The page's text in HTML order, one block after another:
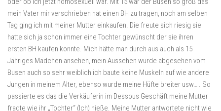
mein Vater mir verschrieben hat einen BH zu tragen, noch am selben
Tag ging ich mit meiner Mutter einkaufen. Die freute sich riesig sie
hatte sich ja schon immer eine Tochter gewünscht der sie ihren
ersten BH kaufen konnte. Mich hätte man durch aus auch als 15
Jähriges Mädchen ansehen, mein Aussehen wurde abgesehen vom
Busen auch so sehr weiblich ich baute keine Muskeln auf wie andere
Jungen in meinem Alter, ebenso wurde meine Hüfte breiter usw… . So
passierte es das die Verkäuferin im Dessous Geschäft meine Mutter
fragte wie ihr „Tochter“ (Ich) hieße. Meine Mutter antwortete nicht wie